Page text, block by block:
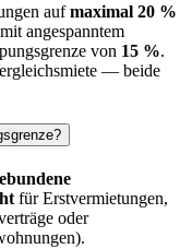
aufmaximal 20 %
angespanntem
von 15 %.
— beide
für Erstvermietungen,
oder